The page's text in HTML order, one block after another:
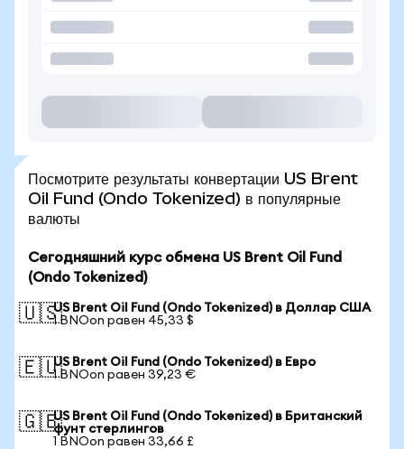
Посмотрите результаты конвертации US Brent
Oil Fund (Ondo Tokenized) в популярные
валюты
Сегодняшний курс обмена US Brent Oil Fund
(Ondo Tokenized)
🇺🇸US Brent Oil Fund (Ondo Tokenized) в Доллар США
1 BNOon равен 45,33 $
🇪🇺US Brent Oil Fund (Ondo Tokenized) в Евро
1 BNOon равен 39,23 €
🇬🇧US Brent Oil Fund (Ondo Tokenized) в Британский
фунт стерлингов
1 BNOon равен 33,66 £